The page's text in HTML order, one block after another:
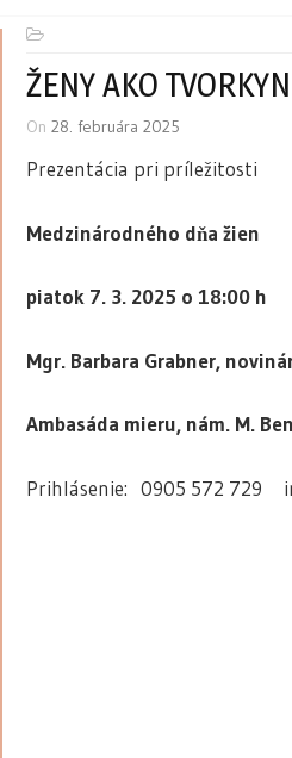
ŽENY AKO
On28. februára 2025
Prezentácia pri príležitosti
Medzinárodného dňa žien
piatok 7. 3. 2025 o 18:00 h
Mgr. Barbara Grabner,
Ambasáda mieru, nám. M.
Prihlásenie: 0905 572 729